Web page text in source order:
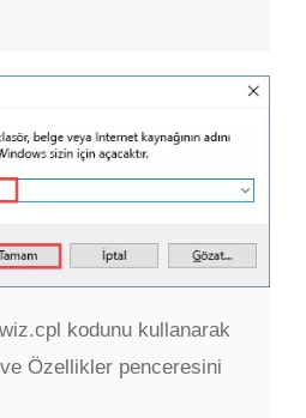
kodunu kullanarak
Özellikler penceresini